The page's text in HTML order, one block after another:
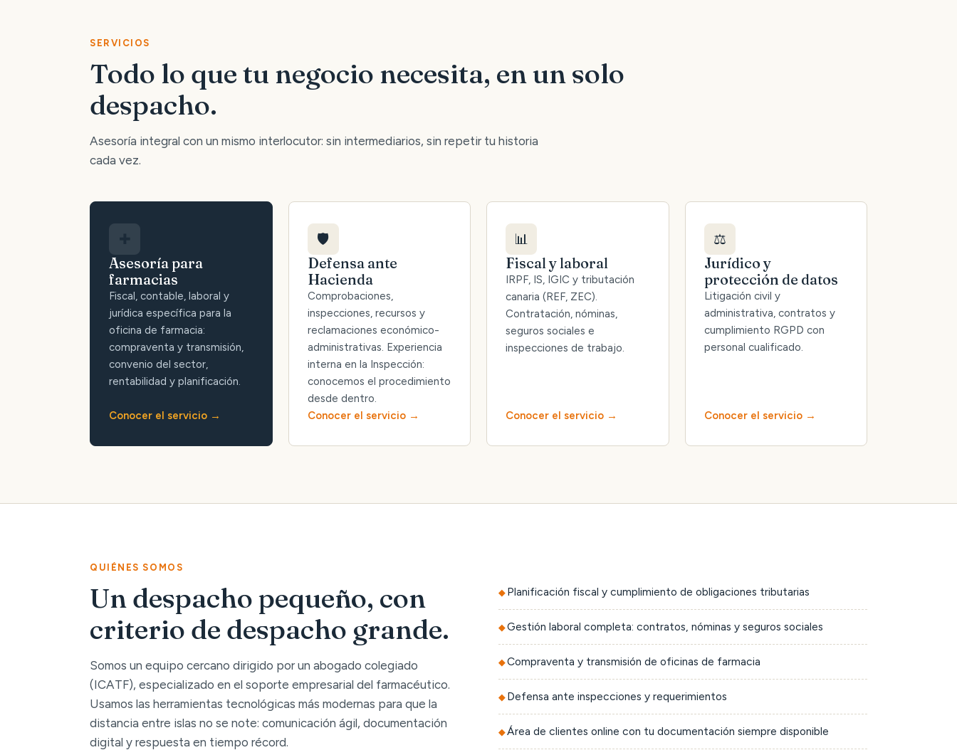
SERVICIOS
Todo lo que tu negocio necesita, en un solo
despacho.
Asesoría integral con un mismo interlocutor: sin intermediarios, sin repetir tu historia
cada vez.
Asesoría para
farmacias
Fiscal, contable, laboral y
jurídica específica para la
oficina de farmacia:
compraventa y transmisión,
convenio del sector,
rentabilidad y planificación.
Conocer el servicio
🛡️
Defensa ante
Hacienda
Comprobaciones,
inspecciones, recursos y
reclamaciones económico-
administrativas. Experiencia
interna en la Inspección:
conocemos el procedimiento
desde dentro.
Conocer el servicio
📊
Fiscal y laboral
IRPF, IS, IGIC y tributación
canaria (REF, ZEC).
Contratación, nóminas,
seguros sociales e
inspecciones de trabajo.
Conocer el servicio
⚖️
Jurídico y
protección de datos
Litigación civil y
administrativa, contratos y
cumplimiento RGPD con
personal cualificado.
Conocer el servicio
QUIÉNES SOMOS
Un despacho pequeño, con
criterio de despacho grande.
Somos un equipo cercano dirigido por un abogado colegiado
(ICATF), especializado en el soporte empresarial del farmacéutico.
Usamos las herramientas tecnológicas más modernas para que la
distancia entre islas no se note: comunicación ágil, documentación
digital y respuesta en tiempo récord.
Planificación fiscal y cumplimiento de obligaciones tributarias
Gestión laboral completa: contratos, nóminas y seguros sociales
Compraventa y transmisión de oficinas de farmacia
Defensa ante inspecciones y requerimientos
Área de clientes online con tu documentación siempre disponible